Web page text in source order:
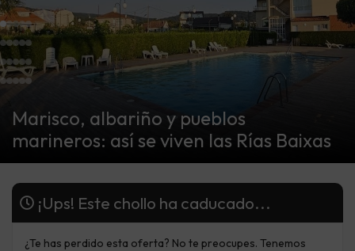
Marisco, albariño y pueblos
marineros: así se viven las Rías Baixas
¡Ups! Este chollo ha caducado...
¿Te has perdido esta oferta? No te preocupes. Tenemos